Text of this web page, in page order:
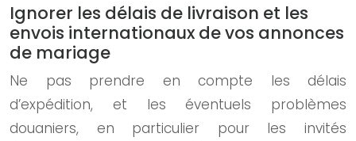
Ignorer les délais de livraison et les
envois internationaux de vos annonces
de mariage
Ne pas prendre en compte les délais
d’expédition, et les éventuels problèmes
douaniers, en particulier pour les invités